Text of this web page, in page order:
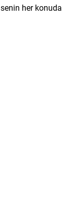
her konuda